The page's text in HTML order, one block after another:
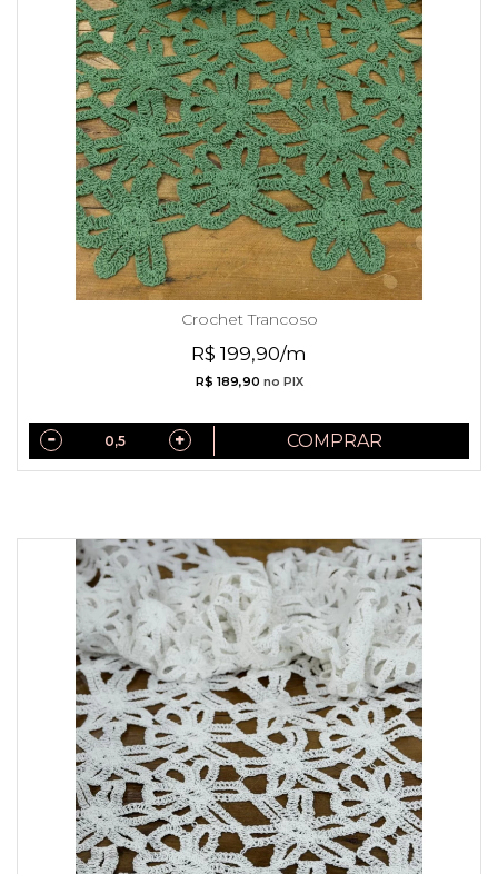
Crochet Trancoso
R$ 199,90/m
R$ 189,90 no PIX
COMPRAR